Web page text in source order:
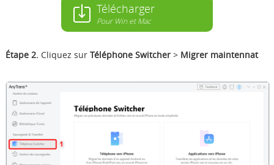
Télécharger
Pour Win et Mac
Étape 2. Cliquez sur Téléphone Switcher >Migrer maintennat